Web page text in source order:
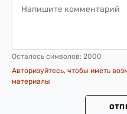
Осталось символов: 2000
Авторизуйтесь, чтобы иметь
материалы